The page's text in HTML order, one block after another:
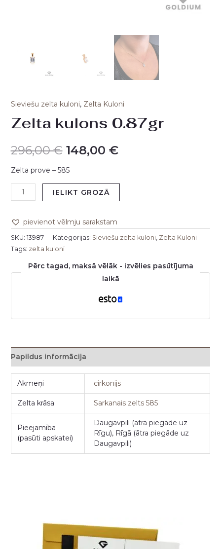
Sieviešu zelta kuloni, Zelta Kuloni
Zelta kulons 0.87gr
296,00€ 148,00 €
Zelta prove – 585
IELIKT GROZĀ
pievienot vēlmju sarakstam
SKU: 13987 Kategorijas: Sieviešu zelta kuloni, Zelta Kuloni
Tags: zelta kuloni
Pērc tagad, maksā vēlāk - izvēlies pasūtījuma
laikā
Papildus informācija
Akmeņi cirkonijs
Zelta krāsa Sarkanais zelts 585
Pieejamība
(pasūti apskatei)
Daugavpilī (ātra piegāde uz
Rīgu), Rīgā (ātra piegāde uz
Daugavpili)